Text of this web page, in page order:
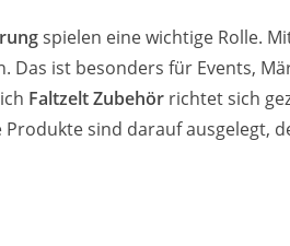
spielen eine wichtige Rolle.
Das ist besonders für Events,
Faltzelt Zubehör richtet sich
sind darauf